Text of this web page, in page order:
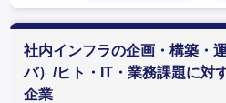
社内インフラの企画・構築・
バ）/ヒト・IT・業務課題に対
企業